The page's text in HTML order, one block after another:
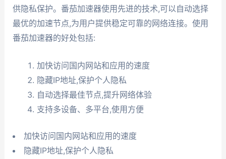
供隐私保护。番茄加速器使用先进的技术,可以自动选择
最优的加速节点,为用户提供稳定可靠的网络连接。使用
番茄加速器的好处包括:
加快访问国内网站和应用的速度
隐藏IP地址,保护个人隐私
自动选择最佳节点,提升网络体验
支持多设备、多平台,使用方便
加快访问国内网站和应用的速度
隐藏IP地址,保护个人隐私